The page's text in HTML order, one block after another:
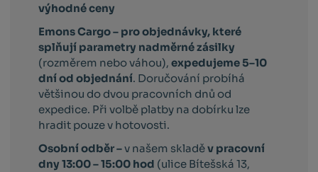
výhodné ceny
Emons Cargo – pro objednávky, které
splňují parametry nadměrné zásilky
(rozměrem nebo váhou),expedujeme 5–10
dní od objednání. Doručování probíhá
většinou do dvou pracovních dnů od
expedice. Při volbě platby na dobírku lze
hradit pouze v hotovosti.
Osobní odběr –v našem skladěv pracovní
dny 13:00 – 15:00 hod (ulice Bítešská 13,